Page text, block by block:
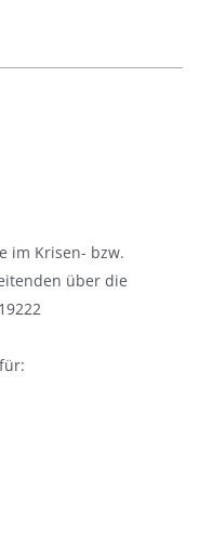
im Krisen- bzw.
über die